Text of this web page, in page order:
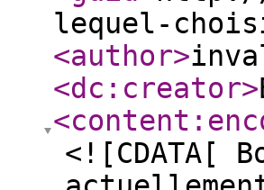
lequel-
<author>
<dc:creator>
<![CDATA[